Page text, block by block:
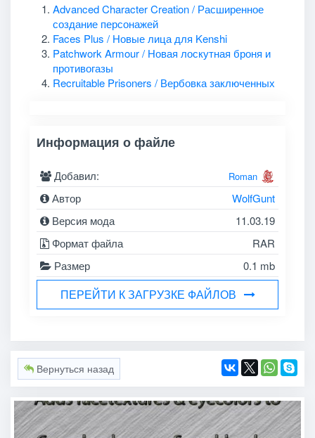
Advanced Character Creation / Расширенное
создание персонажей
Faces Plus / Новые лица для Kenshi
Patchwork Armour / Новая лоскутная броня и
противогазы
Recruitable Prisoners / Вербовка заключенных
Информация о файле
Добавил: Roman
Автор
WolfGunt
Версия мода
11.03.19
Формат файла
RAR
Размер
0.1 mb
ПЕРЕЙТИ К ЗАГРУЗКЕ ФАЙЛОВ
Вернуться назад